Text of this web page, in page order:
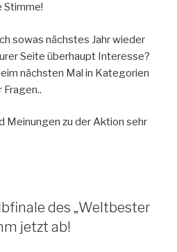
Stimme!
sowas nächstes Jahr wieder
Seite überhaupt Interesse?
nächsten Mal in Kategorien
Fragen..
Meinungen zu der Aktion sehr
des „Weltbester
jetzt ab!